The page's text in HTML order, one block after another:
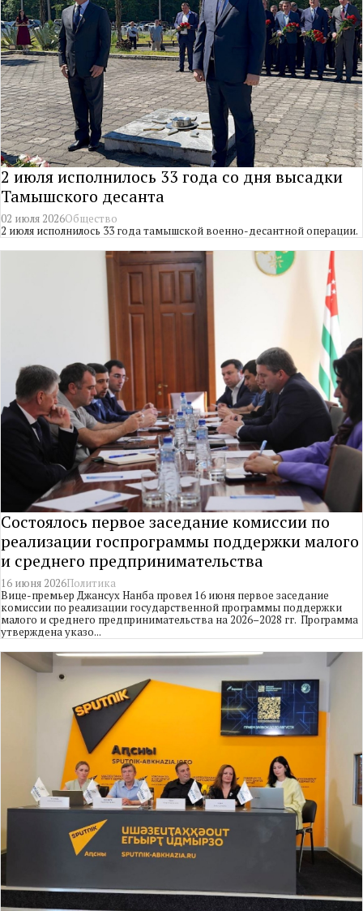
2 июля исполнилось 33 года со дня высадки
Тамышского десанта
02 июля 2026Общество
2 июля исполнилось 33 года тамышской военно-десантной операции.
Состоялось первое заседание комиссии по
реализации госпрограммы поддержки малого
и среднего предпринимательства
16 июня 2026Политика
Вице-премьер Джансух Нанба провел 16 июня первое заседание
комиссии по реализации государственной программы поддержки
малого и среднего предпринимательства на 2026–2028 гг. Программа
утверждена указо...